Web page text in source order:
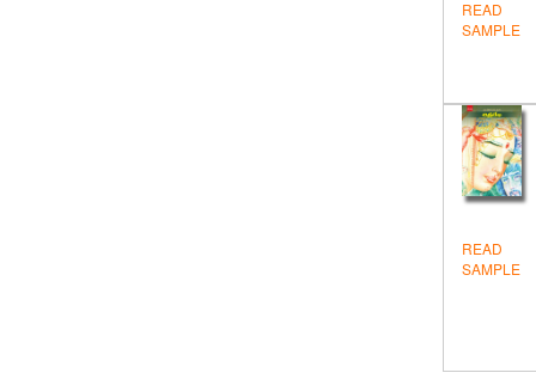
READ
SAMPLE
READ
SAMPLE